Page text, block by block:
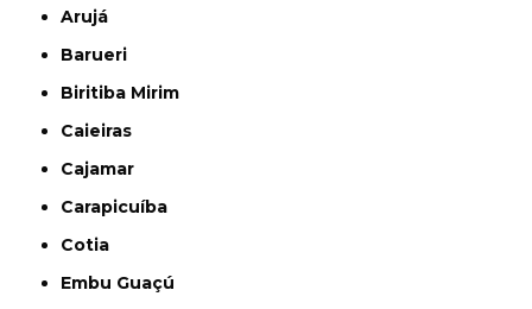
Arujá
Barueri
Biritiba Mirim
Caieiras
Cajamar
Carapicuíba
Cotia
Embu Guaçú